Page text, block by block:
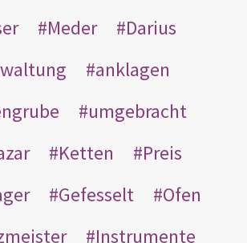
Meder
Darius
anklagen
umgebracht
Ketten
Preis
Gefesselt
Ofen
Instrumente